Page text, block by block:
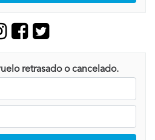
retrasado o cancelado.